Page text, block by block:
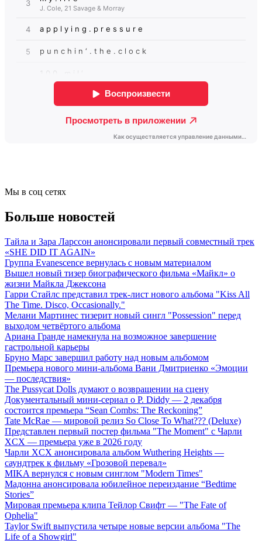
Мы в соц сетях
Больше новостей
Тайла и Зара Ларссон анонсировали первый совместный трек
«SHE DID IT AGAIN»
Группа Evanescence вернулась с новым материалом
Вышел новый тизер биографического фильма «Майкл» о
жизни Майкла Джексона
Гарри Стайлс представил трек-лист нового альбома "Kiss All
The Time. Disco, Occasionally."
Мелани Мартинес тизерит новый сингл "Possession" перед
выходом четвёртого альбома
Ариана Гранде намекнула на возможное завершение
гастрольной карьеры
Бруно Марс завершил работу над новым альбомом
Премьера нового мини-альбома Вани Дмитриенко «Эмоции
— последствия»
The Pussycat Dolls думают о возвращении на сцену
Документальный мини-сериал о P. Diddy — 2 декабря
состоится премьера “Sean Combs: The Reckoning”
Tate McRae — мировой релиз So Close To What??? (Deluxe)
Представлен первый постер фильма "The Moment" с Чарли
XCX — премьера уже в 2026 году
Чарли XCX анонсировала альбом Wuthering Heights —
саундтрек к фильму «Грозовой перевал»
MIKA вернулся с новым синглом "Modern Times"
Мадонна анонсировала юбилейное переиздание “Bedtime
Stories”
Мировая премьера клипа Тейлор Свифт — "The Fate of
Ophelia"
Taylor Swift выпустила четыре новые версии альбома "The
Life of a Showgirl"